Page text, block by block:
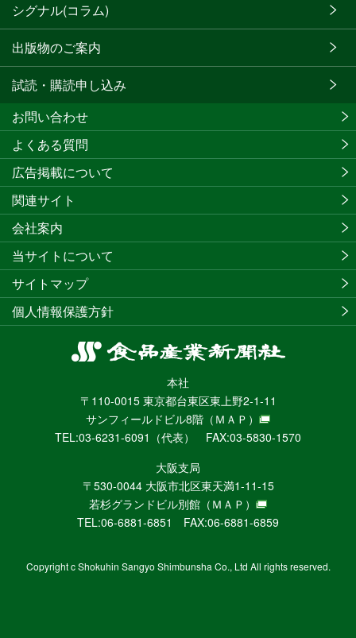
シグナル(コラム)
出版物のご案内
試読・購読申し込み
食
産
業
新
聞
社
ニ
ュ
ー
WEB
本社
〒110-0015 東京都台東区東上野2-1-11
サンフィールドビル8階 （ＭＡＰ）
TEL:03-6231-6091（代表） FAX:03-5830-1570
大阪支局
〒530-0044 大阪市北区東天満1-11-15
若杉グランドビル別館 （ＭＡＰ）
TEL:06-6881-6851 FAX:06-6881-6859
お問い合わせ
よくある質問
広告掲載について
関連サイト
会社案内
当サイトについて
サイトマップ
個人情報保護方針
Copyright c Shokuhin Sangyo Shimbunsha Co., Ltd All rights reserved.